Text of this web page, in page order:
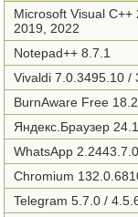
Microsoft Visual
2019, 2022
Notepad++ 8.7.1
Vivaldi 7.0.3495.10 /
BurnAware Free
Яндекс.Браузер
WhatsApp 2.2443.7.0
Chromium
Telegram 5.7.0 /